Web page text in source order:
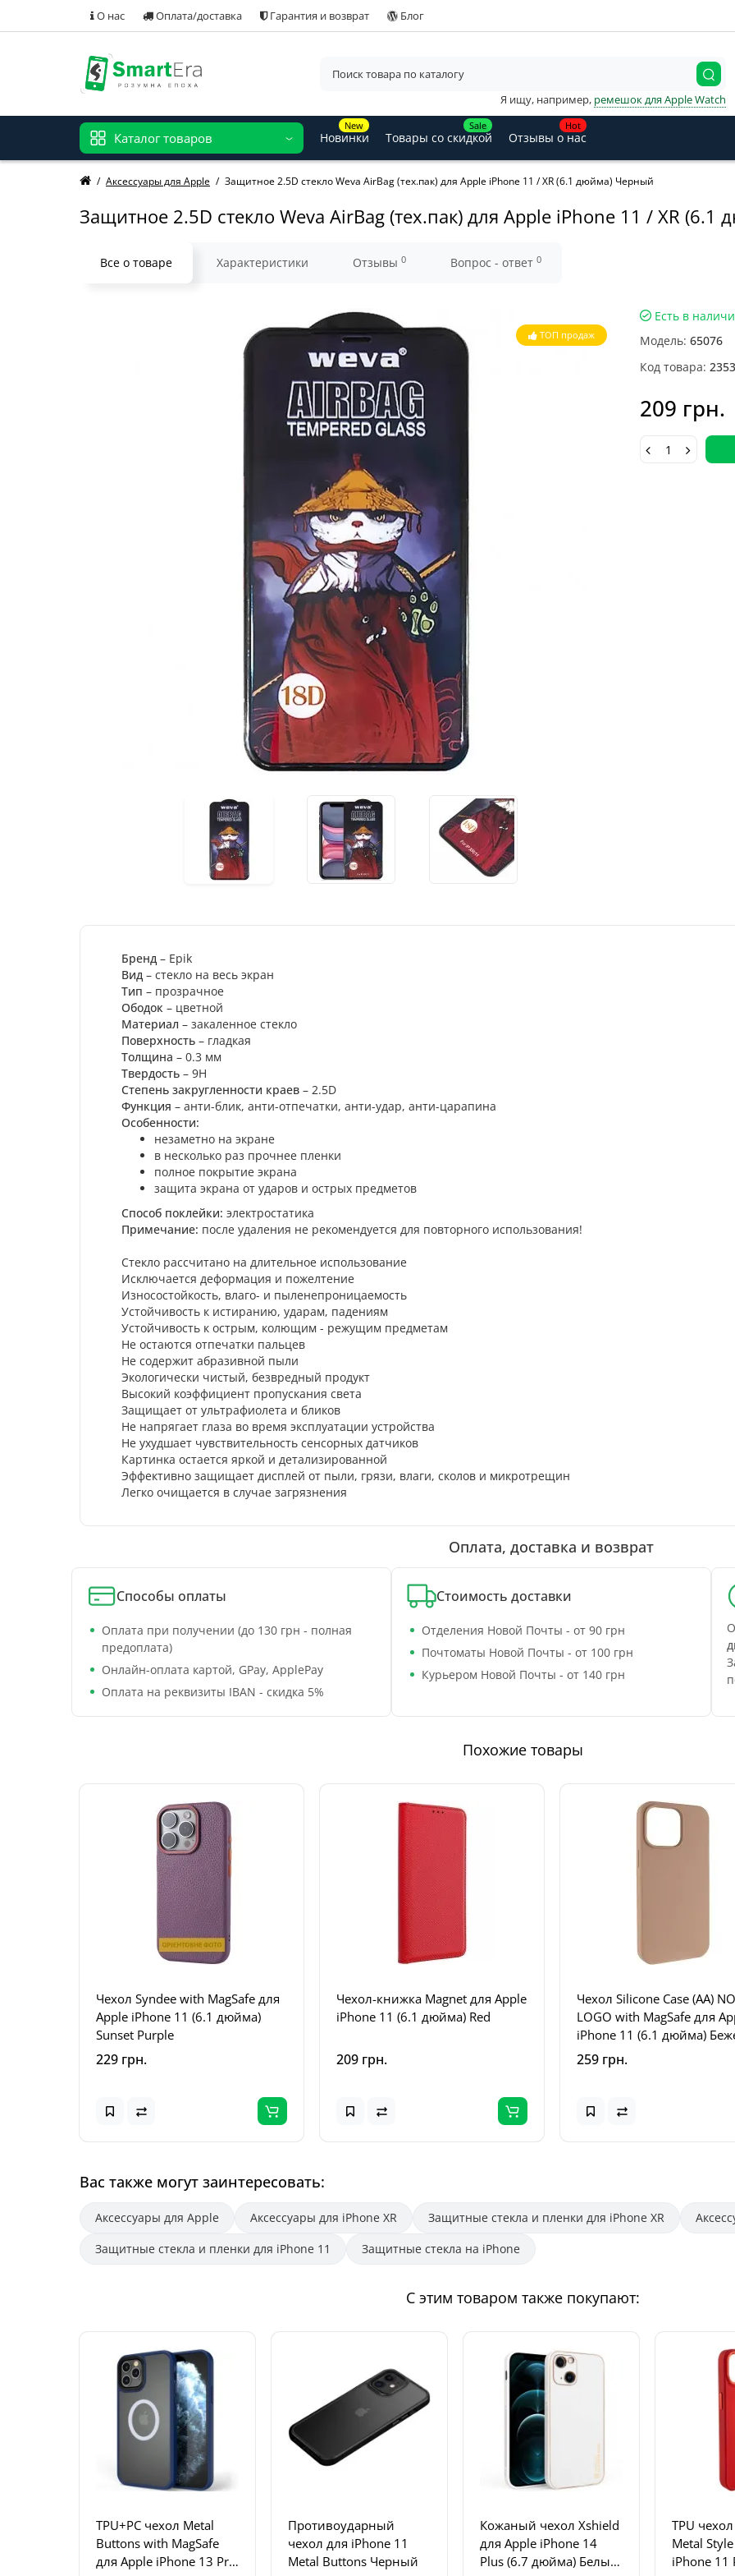
О нас Оплата/доставка Гарантия и возврат Блог
Я ищу, например, ремешок для Apple Watch
Каталог товаров
New
Новинки
Sale
Товары со скидкой
Hot
Отзывы о нас
Аксессуары для Apple Защитное 2.5D стекло Weva AirBag (тех.пак) для Apple iPhone 11 / XR (6.1 дюйма) Черный
Защитное 2.5D стекло Weva AirBag (тех.пак) для Apple iPhone 11 / XR
Все о товаре Характеристики Отзывы 0 Вопрос - ответ 0
ТОП продаж
Есть в
Модель: 65076
Код товара:
209 грн.
Бренд – Epik
Вид – стекло на весь экран
Тип – прозрачное
Ободок – цветной
Материал – закаленное стекло
Поверхность – гладкая
Толщина – 0.3 мм
Твердость – 9H
Степень закругленности краев – 2.5D
Функция – анти-блик, анти-отпечатки, анти-удар, анти-царапина
Особенности:
незаметно на экране
в несколько раз прочнее пленки
полное покрытие экрана
защита экрана от ударов и острых предметов
Способ поклейки: электростатика
Примечание: после удаления не рекомендуется для повторного использования!
Стекло рассчитано на длительное использование
Исключается деформация и пожелтение
Износостойкость, влаго- и пыленепроницаемость
Устойчивость к истиранию, ударам, падениям
Устойчивость к острым, колющим - режущим предметам
Не остаются отпечатки пальцев
Не содержит абразивной пыли
Экологически чистый, безвредный продукт
Высокий коэффициент пропускания света
Защищает от ультрафиолета и бликов
Не напрягает глаза во время эксплуатации устройства
Не ухудшает чувствительность сенсорных датчиков
Картинка остается яркой и детализированной
Эффективно защищает дисплей от пыли, грязи, влаги, сколов и микротрещин
Легко очищается в случае загрязнения
Оплата, доставка и возврат
Способы оплаты
Оплата при получении (до 130 грн - полная
предоплата)
Онлайн-оплата картой, GPay, ApplePay
Оплата на реквизиты IBAN - скидка 5%
Стоимость доставки
Отделения Новой Почты - от 90 грн
Почтоматы Новой Почты - от 100 грн
Курьером Новой Почты - от 140 грн
Похожие товары
Чехол Syndee with MagSafe для
Apple iPhone 11 (6.1 дюйма)
Sunset Purple
229 грн.
Чехол-книжка Magnet для Apple
iPhone 11 (6.1 дюйма) Red
209 грн.
Чехол Silicone Case (AA) NO
LOGO with MagSafe для
iPhone 11 (6.1 дюйма)
/ Desert Gold
259 грн.
Вас также могут заинтересовать:
Аксессуары для Apple Аксессуары для iPhone XR Защитные стекла и пленки для iPhone XR
Защитные стекла и пленки для iPhone 11
Защитные стекла на iPhone
С этим товаром также покупают:
TPU+PC чехол Metal
Buttons with MagSafe
для Apple iPhone 13 Pro
Противоударный
чехол для iPhone 11
Metal Buttons Черный
Кожаный чехол Xshield
для Apple iPhone 14
Plus (6.7 дюйма) Белый
TPU
Metal
iPhone 11